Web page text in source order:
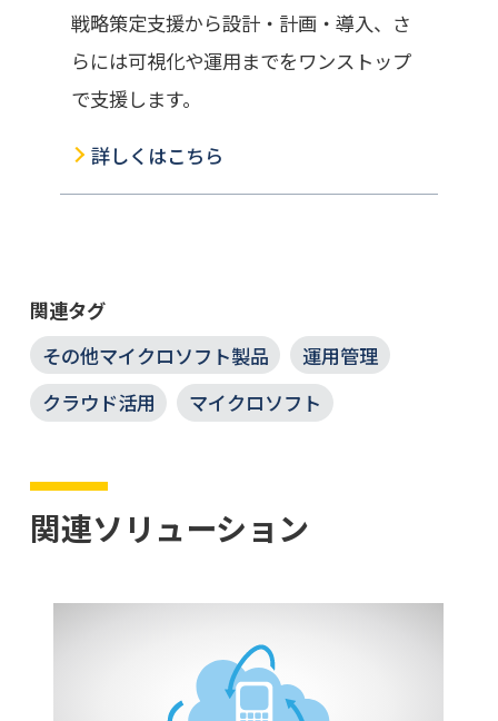
戦略策定支援から設計・計画・導入、さ
らには可視化や運用までをワンストップ
で支援します。
詳しくはこちら
関連タグ
その他マイクロソフト製品
運用管理
クラウド活用
マイクロソフト
関連ソリューション